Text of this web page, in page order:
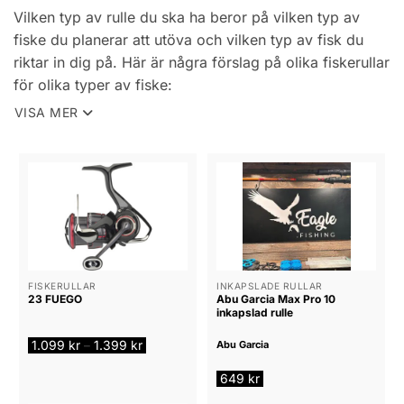
Vilken typ av rulle du ska ha beror på vilken typ av
fiske du planerar att utöva och vilken typ av fisk du
riktar in dig på. Här är några förslag på olika fiskerullar
för olika typer av fiske:
använda och passar både för nybörjare och mer
erfarna fiskare. Haspelrullar finns i olika storlekar och
modeller för att passa olika typer av fisk och
fiskestilar.
Spinnrulle: En spinnrulle används ofta för lättare fiske
efter fiskar som abborre, gädda och öring. Spinnrullen
är lätt att använda och ger en jämn och fin utväxling.
Baitcastingrulle: En baitcastingrulle används främst för
fiske efter större fiskar som gös, abborre, gädda och
havsfiskar. Baitcastingrullen ger en hög utväxling och
VISA MER
FISKERULLAR
23 FUEGO
1.099 kr – 1.399 krPrisintervall:
1.099 kr
INKAPSLADE RULLAR
Abu Garcia Max Pro 10
inkapslad rulle
Abu Garcia
649 kr